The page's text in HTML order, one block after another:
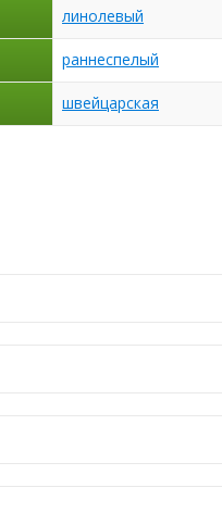
линолевый
раннеспелый
швейцарская